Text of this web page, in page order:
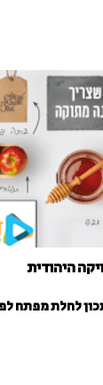
היהודית
לחלת מפתח